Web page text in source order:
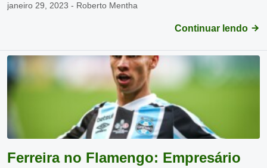
janeiro 29, 2023 - Roberto Mentha
Continuar lendo
Ferreira no Flamengo: Empresário